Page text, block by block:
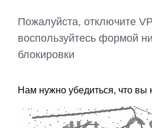
Пожалуйста, отключите
воспользуйтесь формой
блокировки
Нам нужно убедиться, что вы